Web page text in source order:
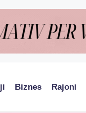
Biznes Rajoni